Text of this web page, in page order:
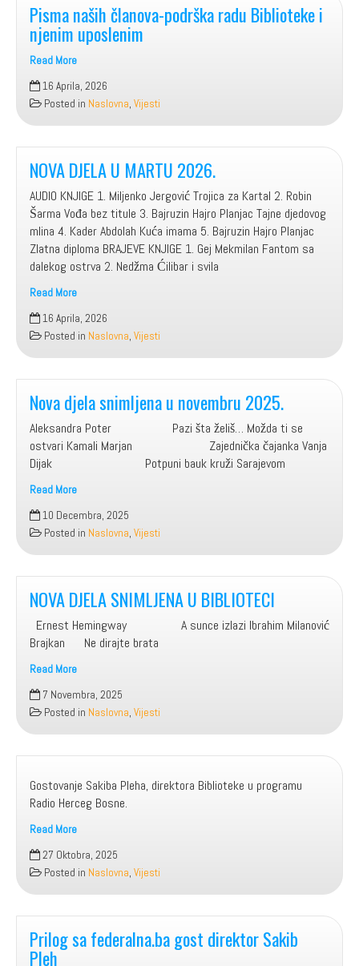
Pisma naših članova-podrška radu Biblioteke i
njenim uposlenim
Read More
Pisma
naših
članova-
podrška
radu
Biblioteke
i
njenim
uposlenim
16 Aprila, 2026
Posted in Naslovna, Vijesti
NOVA DJELA U MARTU 2026.
AUDIO KNJIGE 1. Miljenko Jergović Trojica za Kartal 2. Robin
Šarma Vođa bez titule 3. Bajruzin Hajro Planjac Tajne djedovog
mlina 4. Kader Abdolah Kuća imama 5. Bajruzin Hajro Planjac
Zlatna diploma BRAJEVE KNJIGE 1. Gej Mekmilan Fantom sa
dalekog ostrva 2. Nedžma Ćilibar i svila
Read More
NOVA
DJELA
U
MARTU
2026.
16 Aprila, 2026
Posted in Naslovna, Vijesti
Nova djela snimljena u novembru 2025.
Aleksandra Poter Pazi šta želiš… Možda ti se
ostvari Kamali Marjan Zajednička čajanka Vanja
Dijak Potpuni bauk kruži Sarajevom
Read More
Nova
djela
snimljena
u
novembru
2025.
10 Decembra, 2025
Posted in Naslovna, Vijesti
NOVA DJELA SNIMLJENA U BIBLIOTECI
Ernest Hemingway A sunce izlazi Ibrahim Milanović
Brajkan Ne dirajte brata
Read More
NOVA
DJELA
SNIMLJENA
U
BIBLIOTECI
7 Novembra, 2025
Posted in Naslovna, Vijesti
Gostovanje Sakiba Pleha, direktora Biblioteke u programu
Radio Herceg Bosne.
Read More
27 Oktobra, 2025
Posted in Naslovna, Vijesti
Prilog sa federalna.ba gost direktor Sakib
Pleh